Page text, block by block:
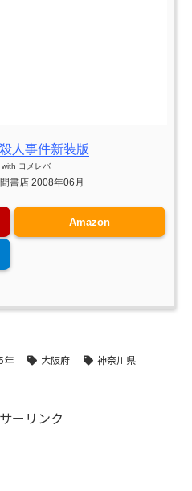
人事件新装版
ヨメレバ
書店 2008年06月
Amazon
年 大阪府
神奈川県
ーリンク